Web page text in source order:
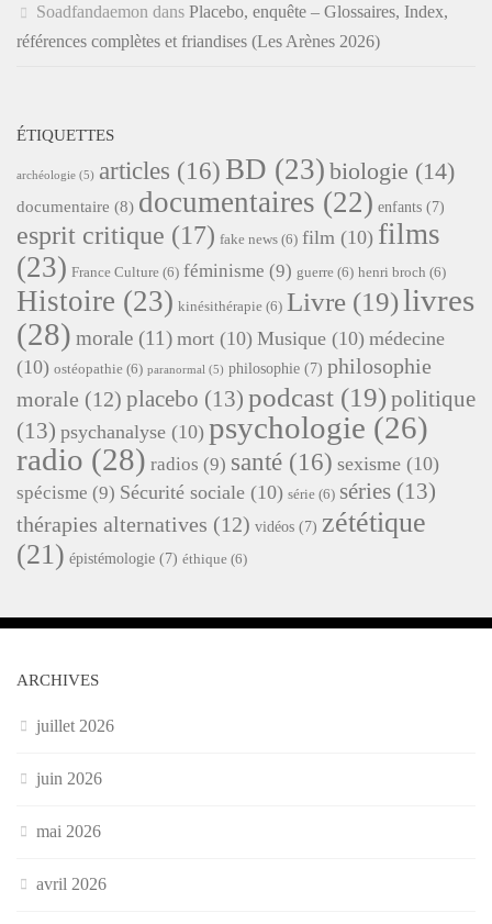
Soadfandaemon dans Placebo, enquête – Glossaires, Index,
références complètes et friandises (Les Arènes 2026)
ÉTIQUETTES
archéologie (5) articles (16) BD (23) biologie (14)
documentaire (8) documentaires (22) enfants (7)
esprit critique (17) fake news (6) film (10) films
(23) France Culture (6) féminisme (9) guerre (6) henri broch (6)
Histoire (23) kinésithérapie (6) Livre (19)livres
(28) morale (11) mort (10) Musique (10) médecine
(10) ostéopathie (6) paranormal (5) philosophie (7) philosophie
morale (12) placebo (13) podcast (19)politique
(13) psychanalyse (10) psychologie (26)
radio (28) radios (9) santé (16) sexisme (10)
spécisme (9) Sécurité sociale (10) série (6) séries (13)
thérapies alternatives (12) vidéos (7) zététique
(21) épistémologie (7) éthique (6)
ARCHIVES
juillet 2026
juin 2026
mai 2026
avril 2026